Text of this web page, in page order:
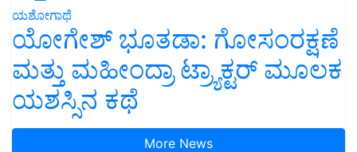
ಯಶೋಗಾಥೆ
ಯೋಗೇಶ್ ಭೂತಡಾ: ಗೋಸಂರಕ್ಷಣೆ
ಮತ್ತು ಮಹೀಂದ್ರಾ ಟ್ರ್ಯಾಕ್ಟರ್ ಮೂಲಕ
ಯಶಸ್ಸಿನ ಕಥೆ
More News